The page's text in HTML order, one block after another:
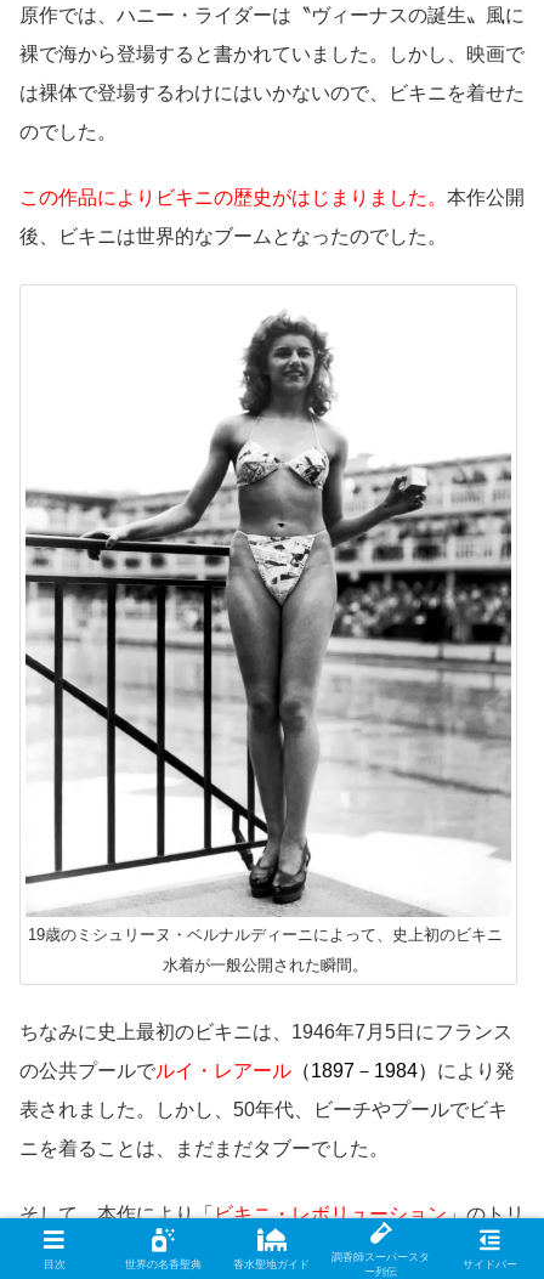
原作では、ハニー・ライダーは〝ヴィーナスの誕生〟風に
裸で海から登場すると書かれていました。しかし、映画で
は裸体で登場するわけにはいかないので、ビキニを着せた
のでした。
この作品によりビキニの歴史がはじまりました。 本作公開
後、ビキニは世界的なブームとなったのでした。
19歳のミシュリーヌ・ベルナルディーニによって、史上初のビキニ
水着が一般公開された瞬間。
ちなみに史上最初のビキニは、1946年7月5日にフランス
の公共プールでルイ・レアール （1897－1984） により発
表されました。しかし、50年代、ビーチやプールでビキ
ニを着ることは、まだまだタブーでした。
そして、本作により「ビキニ・レボリューション」のトリ
ガーが引かれたのでした。
目次 世界の名香聖典 香水聖地ガイド
調香師スーパースタ
ー列伝
サイドバー